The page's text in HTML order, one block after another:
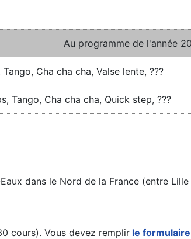
Au programme de l'année
Cha cha cha, Valse lente, ???
Tango, Cha cha cha, Quick step, ???
dans le Nord de la France (entre Lille
cours). Vous devez remplir le